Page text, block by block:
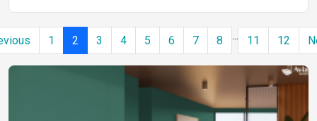
1 2 3 4 5 6 7 8 ... 11 12